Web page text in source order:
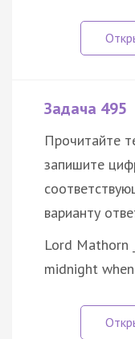
Задача 495
Прочитайте
запишите
варианту
Lord Mathorn
midnight